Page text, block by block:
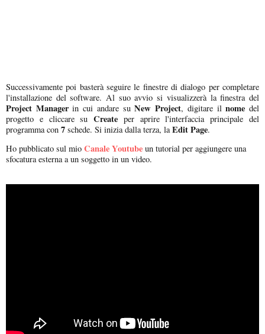
Successivamente poi basterà seguire le finestre di dialogo per completare
l'installazione del software. Al suo avvio si visualizzerà la finestra del
Project Managerin cui andare suNew Project, digitare ilnome del
progetto e cliccare suCreate per aprire l'interfaccia principale del
programma con 7 schede. Si inizia dalla terza, la Edit Page.
Ho pubblicato sul mio Canale Youtube un tutorial per aggiungere una
sfocatura esterna a un soggetto in un video.